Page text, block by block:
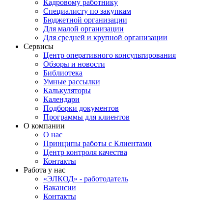
Кадровому работнику
Специалисту по закупкам
Бюджетной организации
Для малой организации
Для средней и крупной организации
Сервисы
Центр оперативного консультирования
Обзоры и новости
Библиотека
Умные рассылки
Калькуляторы
Календари
Подборки документов
Программы для клиентов
О компании
О нас
Принципы работы с Клиентами
Центр контроля качества
Контакты
Работа у нас
«ЭЛКОД» - работодатель
Вакансии
Контакты